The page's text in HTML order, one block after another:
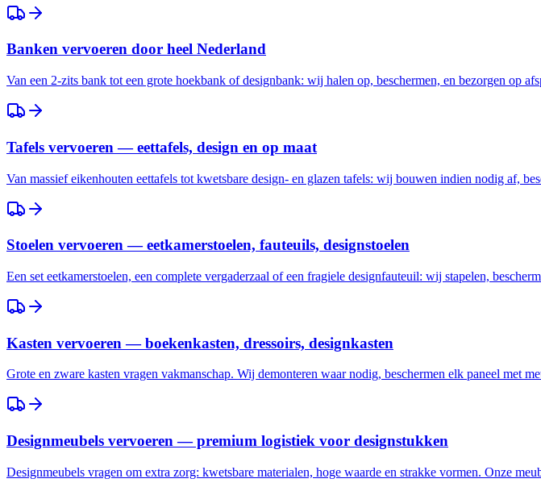
Banken vervoeren door heel Nederland
Van een 2-zits bank tot een grote hoekbank of designbank: wij halen op, beschermen, en bezorgen op
Tafels vervoeren — eettafels, design en op maat
Van massief eikenhouten eettafels tot kwetsbare design- en glazen tafels: wij bouwen indien nodig af,
Stoelen vervoeren — eetkamerstoelen, fauteuils, designstoelen
Een set eetkamerstoelen, een complete vergaderzaal of een fragiele designfauteuil: wij stapelen,
Kasten vervoeren — boekenkasten, dressoirs, designkasten
Grote en zware kasten vragen vakmanschap. Wij demonteren waar nodig, beschermen elk paneel met
Designmeubels vervoeren — premium logistiek voor designstukken
Designmeubels vragen om extra zorg: kwetsbare materialen, hoge waarde en strakke vormen. Onze